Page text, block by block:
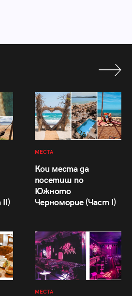
II)
МЕСТА
Кои места да
посетиш по
Южното
Черноморие (Част I)
МЕСТА